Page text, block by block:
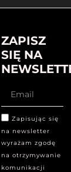
ZAPISZ
SIĘ NA
Zapisując się
na newsletter
wyrażam zgodę
na otrzymywanie
komunikacji